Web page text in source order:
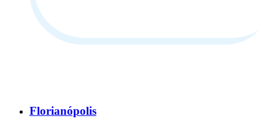
Florianópolis